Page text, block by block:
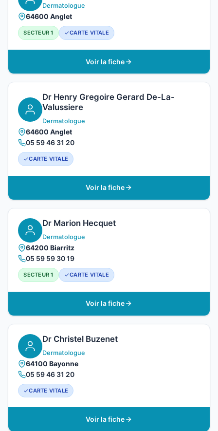
Dermatologue
64600 Anglet
SECTEUR 1 CARTE VITALE
Voir la fiche
Dr Henry Gregoire Gerard De-La-
Valussiere
Dermatologue
64600 Anglet
05 59 46 31 20
CARTE VITALE
Voir la fiche
Dr Marion Hecquet
Dermatologue
64200 Biarritz
05 59 59 30 19
SECTEUR 1 CARTE VITALE
Voir la fiche
Dr Christel Buzenet
Dermatologue
64100 Bayonne
05 59 46 31 20
CARTE VITALE
Voir la fiche